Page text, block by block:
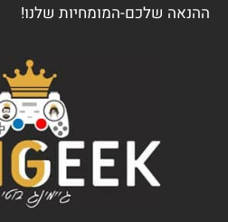
ההנאה שלכם-המומחיות שלנו!